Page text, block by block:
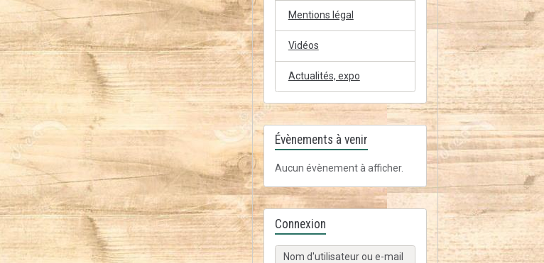
Mentions légal
Vidéos
Actualités, expo
Évènements à venir
Aucun évènement à afficher.
Connexion